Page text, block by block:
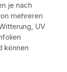
je nach
mehreren
UV
können